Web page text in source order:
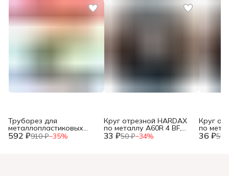
592 ₽910 ₽−35%
Труборез для
металлопластиковых
труб, до 42мм, (шт.) 33 ₽50 ₽−34%
Круг отрезной HARDAX
по металлу A60R 4 BF,
125 х 1,2 х 22 мм, (шт.) 36 ₽55
Круг
по
125 х